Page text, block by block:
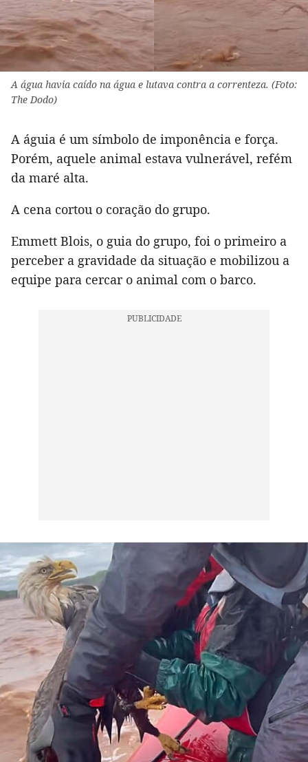
A água havia caído na água e lutava contra a correnteza. (Foto:
The Dodo)
A águia é um símbolo de imponência e força.
Porém, aquele animal estava vulnerável, refém
da maré alta.
A cena cortou o coração do grupo.
Emmett Blois, o guia do grupo, foi o primeiro a
perceber a gravidade da situação e mobilizou a
equipe para cercar o animal com o barco.